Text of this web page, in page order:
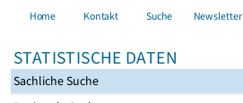
Home Kontakt Suche Newsletter
STATISTISCHE DATEN
Sachliche Suche